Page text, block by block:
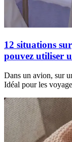
12 situations
pouvez utiliser
Dans un avion, sur
Idéal pour les